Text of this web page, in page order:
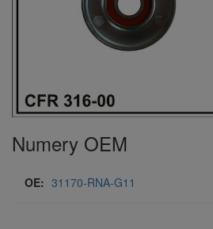
Numery OEM
OE: 31170-RNA-G11